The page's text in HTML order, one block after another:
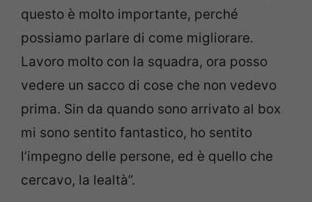
questo è molto importante, perché
possiamo parlare di come migliorare.
Lavoro molto con la squadra, ora posso
vedere un sacco di cose che non vedevo
prima. Sin da quando sono arrivato al box
mi sono sentito fantastico, ho sentito
l’impegno delle persone, ed è quello che
cercavo, la lealtà”.